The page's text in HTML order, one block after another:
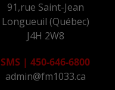
91,rue Saint-Jean
Longueuil (Québec)
J4H 2W8
SMS | 450-646-6800
admin@fm1033.ca